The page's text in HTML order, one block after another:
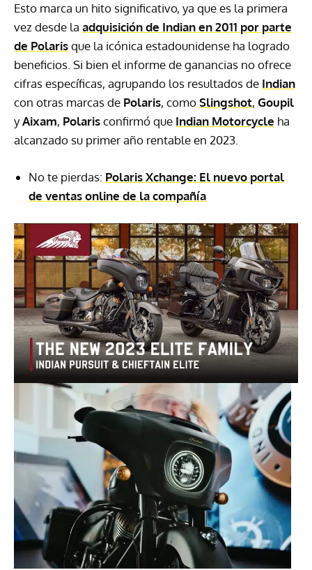
Esto marca un hito significativo, ya que es la primera
vez desde la adquisición de Indianen 2011 por parte
de Polarisque la icónica estadounidense ha logrado
beneficios. Si bien el informe de ganancias no ofrece
cifras específicas, agrupando los resultados de Indian
con otras marcas de Polaris, comoSlingshot, Goupil
yAixam, Polarisconfirmó que Indian Motorcycle ha
alcanzado su primer año rentable en 2023.
No te pierdas: Polaris Xchange: El nuevo portal
de ventas online de la compañía